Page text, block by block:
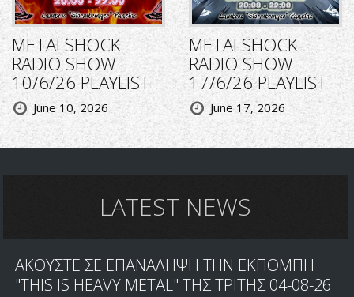
METALSHOCK
RADIO SHOW
10/6/26 PLAYLIST
June 10, 2026
METALSHOCK
RADIO SHOW
17/6/26 PLAYLIST
June 17, 2026
LATEST NEWS
ΑΚΟΥΣΤΕ ΣΕ ΕΠΑΝΑΛΗΨΗ ΤΗΝ ΕΚΠΟΜΠΗ
"THIS IS HEAVY METAL" ΤΗΣ ΤΡΙΤΗΣ 04-08-26